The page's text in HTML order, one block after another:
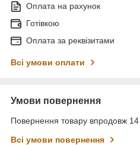
Оплата на рахунок
Готівкою
Оплата за реквізитами
Всі умови оплати
Умови повернення
Повернення товару впродовж 14
Всі умови повернення